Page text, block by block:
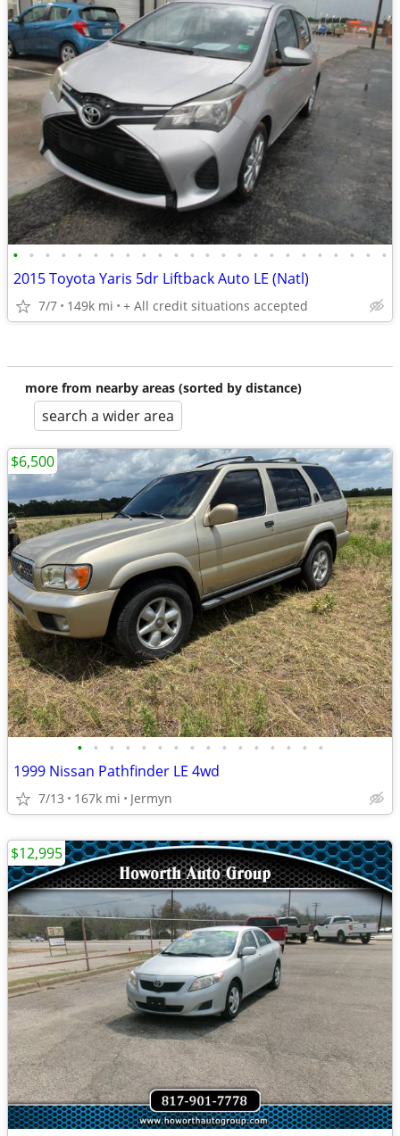
• • • • • • • • • • • • • • • • • • • • • • • •
2015 Toyota Yaris 5dr Liftback Auto LE (Natl)
7/7 149k mi + All credit situations accepted
more from nearby areas (sorted by distance)
search a wider area
• • • • • • • • • • • • • • • •
1999 Nissan Pathfinder LE 4wd
7/13 167k mi Jermyn
$6,500
$12,995